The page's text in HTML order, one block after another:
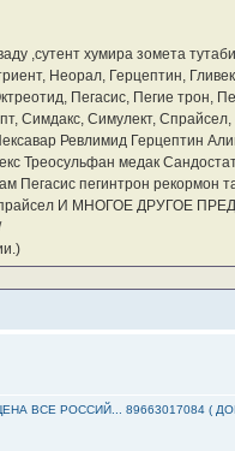
,сутент хумира зомета
Неорал, Герцептин,
Пегасис, Пегие трон,
Симдакс, Симулект, Спрайсел,
Ревлимид Герцептин
Треосульфан медак
Пегасис пегинтрон рекормон
спрайсел И МНОГОЕ ДРУГОЕ
ВСЕ РОССИЙ... 89663017084 (